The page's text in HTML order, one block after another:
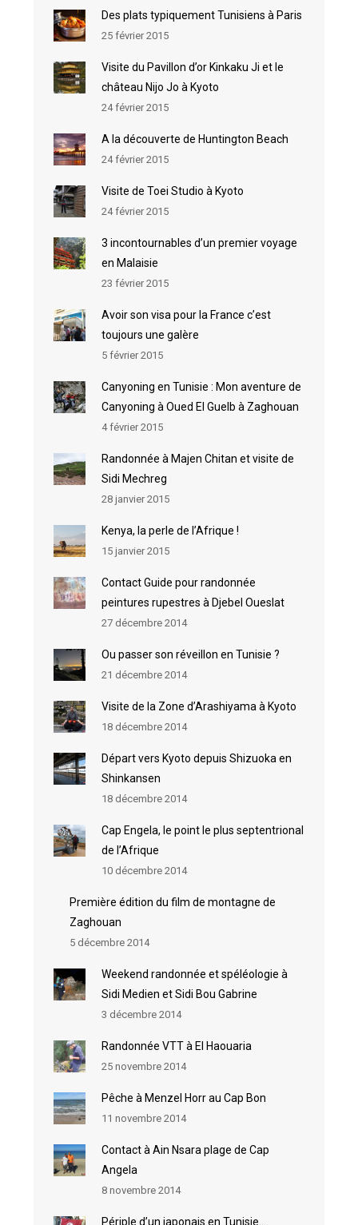
Des plats typiquement Tunisiens à Paris
25 février 2015
Visite du Pavillon d’or Kinkaku Ji et le
château Nijo Jo à Kyoto
24 février 2015
A la découverte de Huntington Beach
24 février 2015
Visite de Toei Studio à Kyoto
24 février 2015
3 incontournables d’un premier voyage
en Malaisie
23 février 2015
Avoir son visa pour la France c’est
toujours une galère
5 février 2015
Canyoning en Tunisie : Mon aventure de
Canyoning à Oued El Guelb à Zaghouan
4 février 2015
Randonnée à Majen Chitan et visite de
Sidi Mechreg
28 janvier 2015
Kenya, la perle de l’Afrique !
15 janvier 2015
Contact Guide pour randonnée
peintures rupestres à Djebel Oueslat
27 décembre 2014
Ou passer son réveillon en Tunisie ?
21 décembre 2014
Visite de la Zone d’Arashiyama à Kyoto
18 décembre 2014
Départ vers Kyoto depuis Shizuoka en
Shinkansen
18 décembre 2014
Cap Engela, le point le plus septentrional
de l’Afrique
10 décembre 2014
Première édition du film de montagne de
Zaghouan
5 décembre 2014
Weekend randonnée et spéléologie à
Sidi Medien et Sidi Bou Gabrine
3 décembre 2014
Randonnée VTT à El Haouaria
25 novembre 2014
Pêche à Menzel Horr au Cap Bon
11 novembre 2014
Contact à Ain Nsara plage de Cap
Angela
8 novembre 2014
Périple d’un japonais en Tunisie….